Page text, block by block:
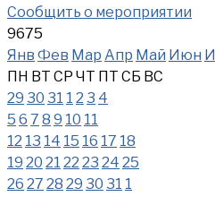
Сообщить о мероприятии
9675
Янв Фев Мар Апр Май Июн
ПН ВТ СР ЧТ ПТ СБ ВС
29 30 31 1 2 3 4
5 6 7 8 9 10 11
12 13 14 15 16 17 18
19 20 21 22 23 24 25
26 27 28 29 30 31 1